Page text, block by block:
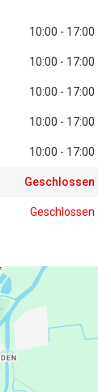
Zubehör
Ratgeber
UV-
10:00 - 17:00
10:00 - 17:00
10:00 - 17:00
10:00 - 17:00
10:00 - 17:00
Geschlossen
Geschlossen